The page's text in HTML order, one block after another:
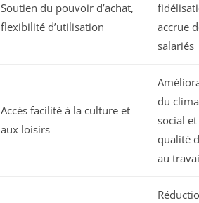
Soutien du pouvoir d’achat,
flexibilité d’utilisation
accrue
salariés
Accès facilité à la culture et
aux loisirs
du
social
qualité
au